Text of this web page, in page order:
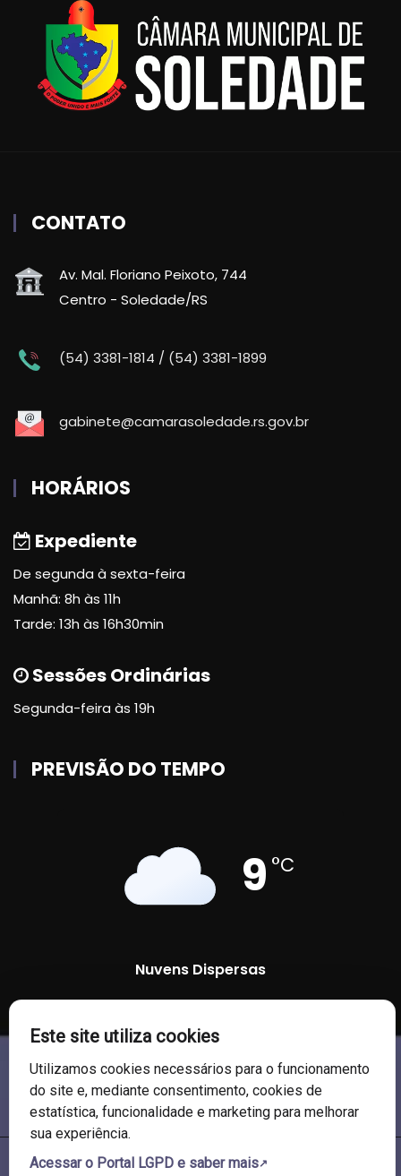
CONTATO
Av. Mal. Floriano Peixoto, 744
Centro - Soledade/RS
(54) 3381-1814 / (54) 3381-1899
gabinete@camarasoledade.rs.gov.br
HORÁRIOS
Expediente
De segunda à sexta-feira
Manhã: 8h às 11h
Tarde: 13h às 16h30min
Sessões Ordinárias
Segunda-feira às 19h
PREVISÃO DO TEMPO
9 °C
Nuvens Dispersas
85 % 1013 mb
Este site utiliza cookies
Utilizamos cookies necessários para o funcionamento
do site e, mediante consentimento, cookies de
estatística, funcionalidade e marketing para melhorar
sua experiência.
Acessar o Portal LGPD e saber mais